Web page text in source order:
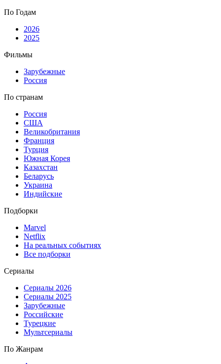
По Годам
2026
2025
Фильмы
Зарубежные
Россия
По странам
Россия
США
Великобритания
Франция
Турция
Южная Корея
Казахстан
Беларусь
Украина
Индийские
Подборки
Marvel
Netflix
На реальных событиях
Все подборки
Сериалы
Сериалы 2026
Сериалы 2025
Зарубежные
Российские
Турецкие
Мультсериалы
По Жанрам